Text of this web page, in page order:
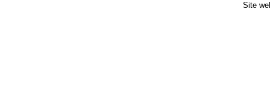
Site